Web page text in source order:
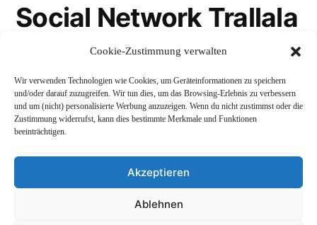
Cookie-Zustimmung verwalten
Wir verwenden Technologien wie Cookies, um Geräteinformationen zu speichern
und/oder darauf zuzugreifen. Wir tun dies, um das Browsing-Erlebnis zu verbessern
und um (nicht) personalisierte Werbung anzuzeigen. Wenn du nicht zustimmst oder die
Zustimmung widerrufst, kann dies bestimmte Merkmale und Funktionen
beeinträchtigen.
Akzeptieren
Ablehnen
Social Network Trallala
LinkedIn
Mastodon
Stolz präsentiert von WordPress.